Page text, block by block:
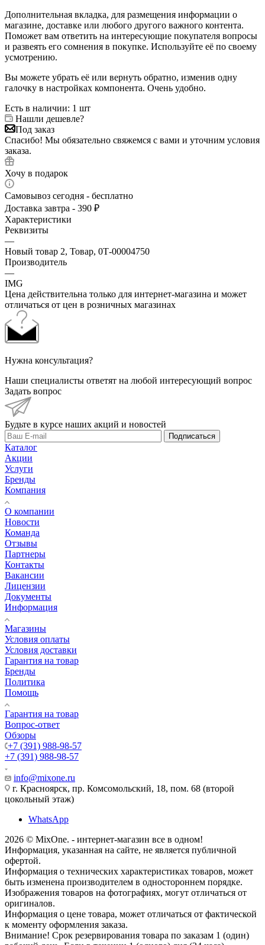
Дополнительная вкладка, для размещения информации о
магазине, доставке или любого другого важного контента.
Поможет вам ответить на интересующие покупателя вопросы
и развеять его сомнения в покупке. Используйте её по своему
усмотрению.
Вы можете убрать её или вернуть обратно, изменив одну
галочку в настройках компонента. Очень удобно.
Есть в наличии: 1 шт
Нашли дешевле?
Под заказ
Спасибо! Мы обязательно свяжемся с вами и уточним условия
заказа.
Хочу в подарок
Самовывоз сегодня - бесплатно
Доставка завтра - 390 ₽
Характеристики
Реквизиты
—
Новый товар 2, Товар, 0Т-00004750
Производитель
—
IMG
Цена действительна только для интернет-магазина и может
отличаться от цен в розничных магазинах
Нужна консультация?
Наши специалисты ответят на любой интересующий вопрос
Задать вопрос
Будьте в курсе наших акций и новостей
Подписаться
Каталог
Акции
Услуги
Бренды
Компания
О компании
Новости
Команда
Отзывы
Партнеры
Контакты
Вакансии
Лицензии
Документы
Информация
Магазины
Условия оплаты
Условия доставки
Гарантия на товар
Бренды
Политика
Помощь
Гарантия на товар
Вопрос-ответ
Обзоры
+7 (391) 988-98-57
+7 (391) 988-98-57
info@mixone.ru
г. Красноярск, пр. Комсомольский, 18, пом. 68 (второй
цокольный этаж)
WhatsApp
2026 © MixOne. - интернет-магазин все в одном!
Информация, указанная на сайте, не является публичной
офертой.
Информация о технических характеристиках товаров, может
быть изменена производителем в одностороннем порядке.
Изображения товаров на фотографиях, могут отличаться от
оригиналов.
Информация о цене товара, может отличаться от фактической
к моменту оформления заказа.
Внимание! Срок резервирования товара по заказам 1 (один)